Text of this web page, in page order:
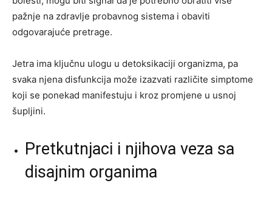
pažnje na zdravlje probavnog sistema i obaviti
odgovarajuće pretrage.
Jetra ima ključnu ulogu u detoksikaciji organizma, pa
svaka njena disfunkcija može izazvati različite simptome
koji se ponekad manifestuju i kroz promjene u usnoj
šupljini.
Pretkutnjaci i njihova veza sa
disajnim organima